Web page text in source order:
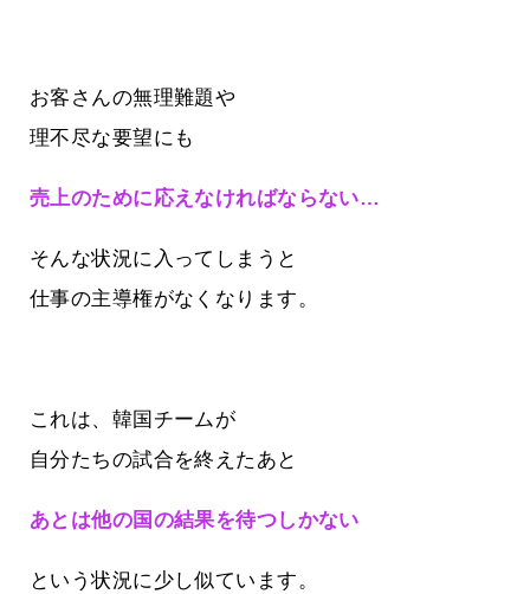
お客さんの無理難題や
理不尽な要望にも
売上のために応えなければならない…
そんな状況に入ってしまうと
仕事の主導権がなくなります。
これは、韓国チームが
自分たちの試合を終えたあと
あとは他の国の結果を待つしかない
という状況に少し似ています。